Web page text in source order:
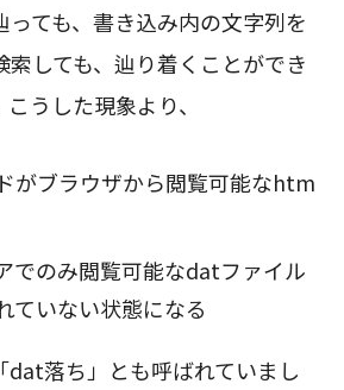
っても、書き込み内の文字列を
索しても、辿り着くことができ
うした現象より、
がブラウザから閲覧可能なhtm
でのみ閲覧可能なdatファイル
ていない状態になる
dat落ち」とも呼ばれていまし